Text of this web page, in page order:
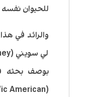
للحيوان
والرائد في
بوصف بحثه
(Scientific American) في عام